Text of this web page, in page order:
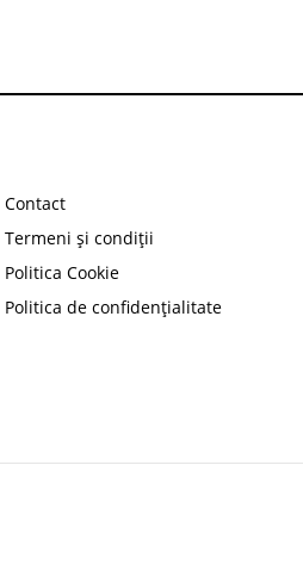
Contact
Termeni și condiții
Politica Cookie
Politica de confidențialitate
PROTO41
reducere la orice